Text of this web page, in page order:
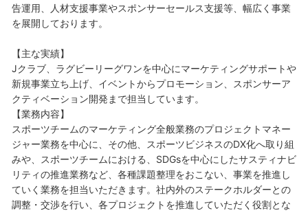
告運用、人材支援事業やスポンサーセールス支援等、幅広く事業
を展開しております。
【主な実績】
Jクラブ、ラグビーリーグワンを中心にマーケティングサポートや
新規事業立ち上げ、イベントからプロモーション、スポンサーア
クティベーション開発まで担当しています。
【業務内容】
スポーツチームのマーケティング全般業務のプロジェクトマネー
ジャー業務を中心に、その他、スポーツビジネスのDX化へ取り組
みや、スポーツチームにおける、SDGsを中心にしたサスティナビ
リティの推進業務など、各種課題整理をおこない、事業を推進し
ていく業務を担当いただきます。社内外のステークホルダーとの
調整・交渉を行い、各プロジェクトを推進していただく役割とな